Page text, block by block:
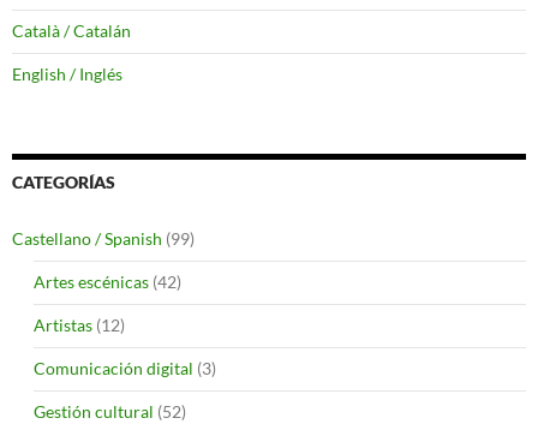
Català / Catalán
English / Inglés
CATEGORÍAS
Castellano / Spanish (99)
Artes escénicas (42)
Artistas (12)
Comunicación digital (3)
Gestión cultural (52)